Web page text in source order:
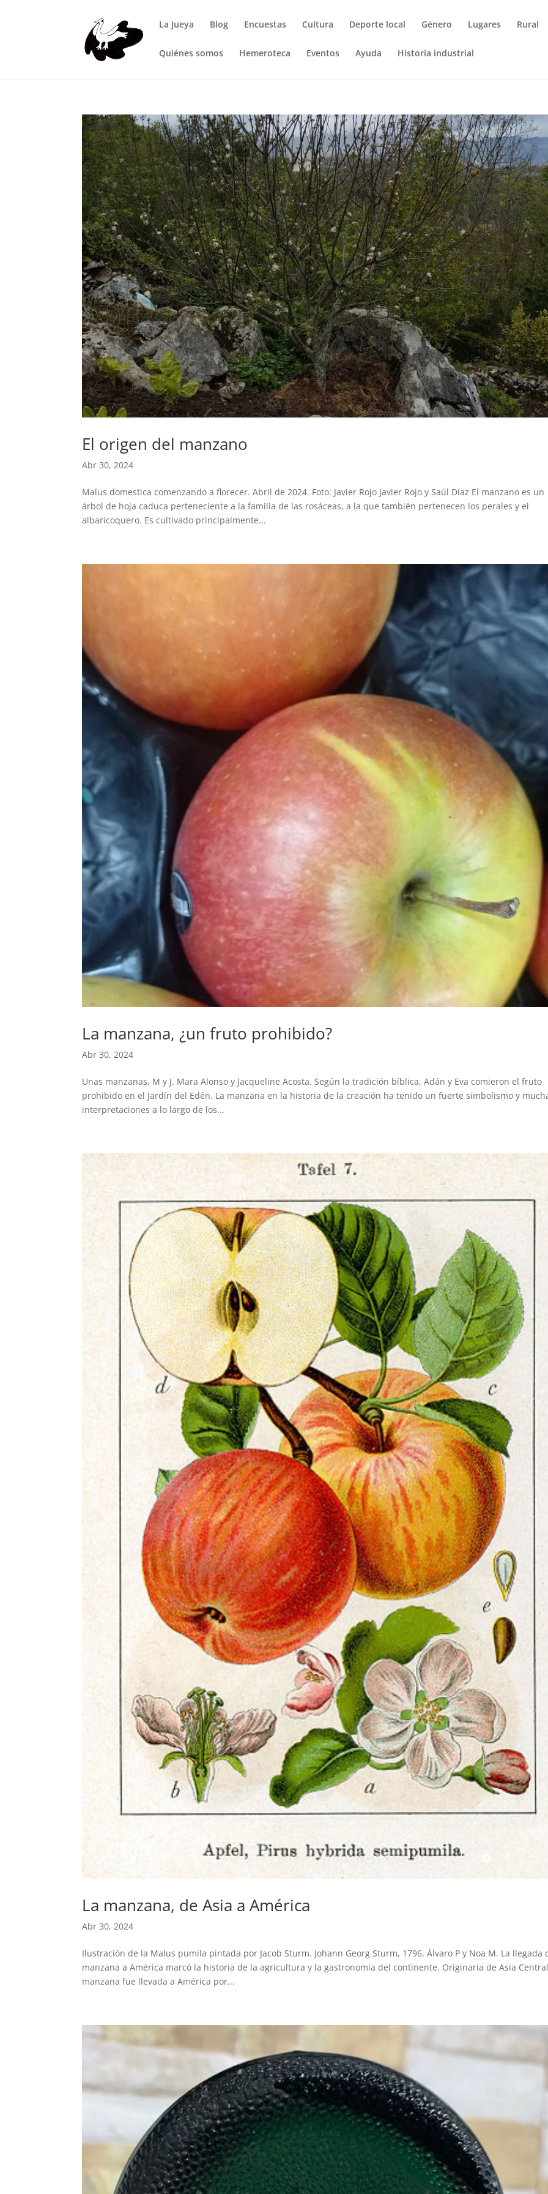
La Jueya Blog Encuestas Cultura Deporte local Género Lugares Rural
Quiénes somos Hemeroteca Eventos Ayuda Historia industrial
El origen del manzano
Abr 30, 2024
Malus domestica comenzando a florecer. Abril de 2024. Foto: Javier Rojo Javier Rojo y Saúl Díaz El manzano es un
árbol de hoja caduca perteneciente a la familia de las rosáceas, a la que también pertenecen los perales y el
albaricoquero. Es cultivado principalmente...
La manzana, ¿un fruto prohibido?
Abr 30, 2024
Unas manzanas. M y J. Mara Alonso y Jacqueline Acosta. Según la tradición bíblica, Adán y Eva comieron el fruto
prohibido en el Jardín del Edén. La manzana en la historia de la creación ha tenido un fuerte simbolismo y
interpretaciones a lo largo de los...
La manzana, de Asia a América
Abr 30, 2024
Ilustración de la Malus pumila pintada por Jacob Sturm. Johann Georg Sturm, 1796. Álvaro P y Noa M. La llegada
manzana a América marcó la historia de la agricultura y la gastronomía del continente. Originaria de Asia
manzana fue llevada a América por...